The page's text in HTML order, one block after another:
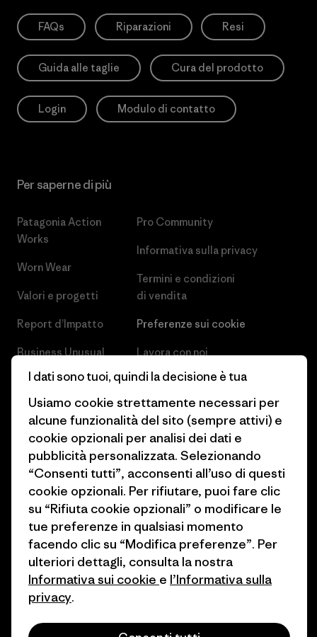
FAQs Riparazioni Resi
Guida alle taglie Cura del prodotto
Login Modulo di contatto
Per saperne di più
Patagonia Action
Works
Worn Wear
Valori e progetti
Report d’Impatto
Business Unusual
Obiettivi climatici
1% For The Planet
Come finanziamo
Buoni regalo
Trova un negozio
Pro Community
Informativa sulla privacy
Termini e condizioni
di vendita
Preferenze sui cookie
Lavora con noi
Stampa e media
Industry program
Programma di affiliazione
Patagonia Svizzera Mappa del
sito
© 2026 Patagonia, Inc. All Rights Reserved.
I dati sono tuoi, quindi la decisione è tua
Usiamo cookie strettamente necessari per
alcune funzionalità del sito (sempre attivi) e
cookie opzionali per analisi dei dati e
pubblicità personalizzata. Selezionando
“Consenti tutti”, acconsenti all’uso di questi
cookie opzionali. Per rifiutare, puoi fare clic
su “Rifiuta cookie opzionali” o modificare le
tue preferenze in qualsiasi momento
facendo clic su “Modifica preferenze”. Per
ulteriori dettagli, consulta la nostra
Informativa sui cookie e l’Informativa sulla
privacy.